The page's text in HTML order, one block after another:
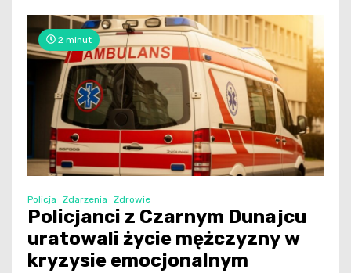
2 minut
Policja Zdarzenia Zdrowie
Policjanci z Czarnym Dunajcu
uratowali życie mężczyzny w
kryzysie emocjonalnym